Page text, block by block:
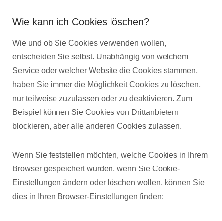
Wie kann ich Cookies löschen?
Wie und ob Sie Cookies verwenden wollen,
entscheiden Sie selbst. Unabhängig von welchem
Service oder welcher Website die Cookies stammen,
haben Sie immer die Möglichkeit Cookies zu löschen,
nur teilweise zuzulassen oder zu deaktivieren. Zum
Beispiel können Sie Cookies von Drittanbietern
blockieren, aber alle anderen Cookies zulassen.
Wenn Sie feststellen möchten, welche Cookies in Ihrem
Browser gespeichert wurden, wenn Sie Cookie-
Einstellungen ändern oder löschen wollen, können Sie
dies in Ihren Browser-Einstellungen finden: